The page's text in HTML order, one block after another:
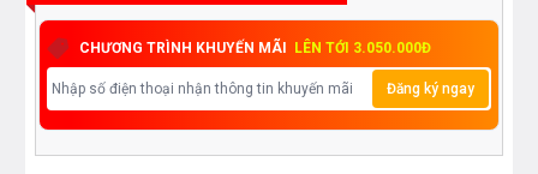
CHƯƠNG TRÌNH KHUYẾN MÃI LÊN TỚI 3.050.000Đ
Đăng ký ngay